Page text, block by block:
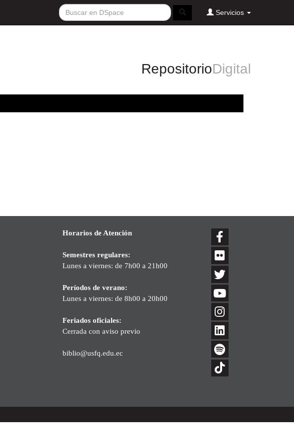
Servicios
RepositorioDigital
Horarios de Atención
Semestres regulares:
Lunes a viernes: de 7h00 a 21h00
Períodos de verano:
Lunes a viernes: de 8h00 a 20h00
Feriados oficiales:
Cerrada con aviso previo
biblio@usfq.edu.ec